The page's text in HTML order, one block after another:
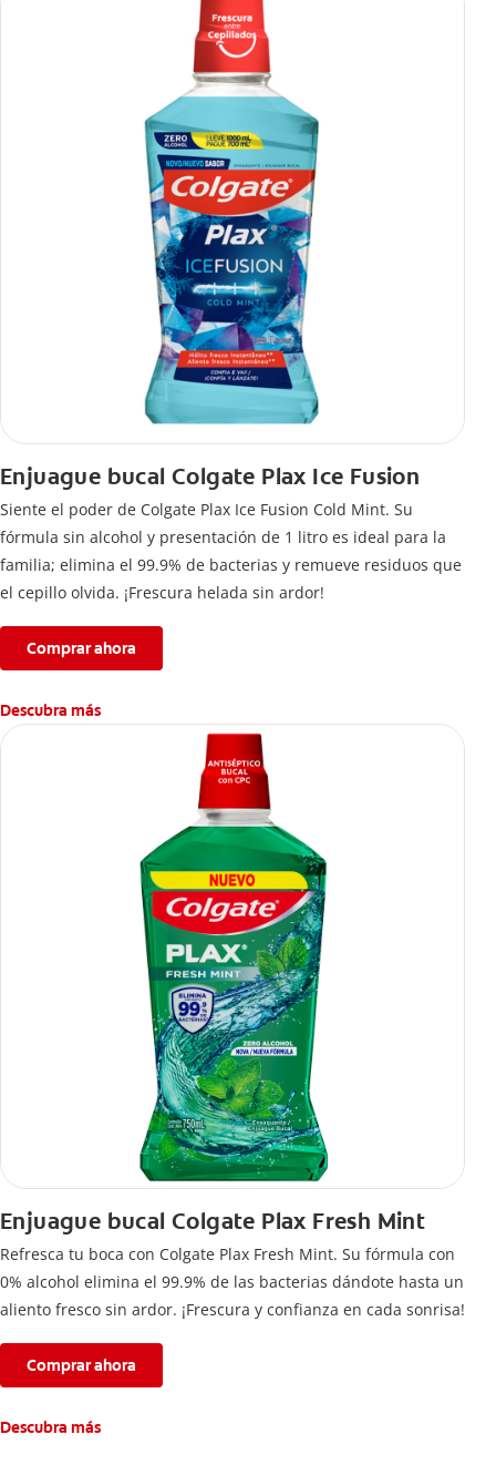
Enjuague bucal Colgate Plax Ice Fusion
Siente el poder de Colgate Plax Ice Fusion Cold Mint. Su
fórmula sin alcohol y presentación de 1 litro es ideal para la
familia; elimina el 99.9% de bacterias y remueve residuos que
el cepillo olvida. ¡Frescura helada sin ardor!
Comprar ahora
Descubra más
Enjuague bucal Colgate Plax Fresh Mint
Refresca tu boca con Colgate Plax Fresh Mint. Su fórmula con
0% alcohol elimina el 99.9% de las bacterias dándote hasta un
aliento fresco sin ardor. ¡Frescura y confianza en cada sonrisa!
Comprar ahora
Descubra más